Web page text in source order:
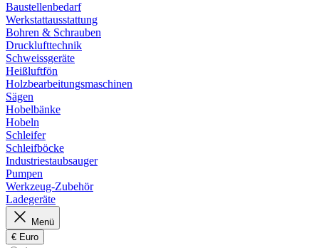
Baustellenbedarf
Werkstattausstattung
Bohren & Schrauben
Drucklufttechnik
Schweissgeräte
Heißluftfön
Holzbearbeitungsmaschinen
Sägen
Hobelbänke
Hobeln
Schleifer
Schleifböcke
Industriestaubsauger
Pumpen
Werkzeug-Zubehör
Ladegeräte
Menü
€ Euro